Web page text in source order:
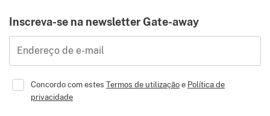
Inscreva-se na newsletter Gate-away
Endereço de e-mail
Concordo com estes Termos de utilizaçãoe Política de
privacidade